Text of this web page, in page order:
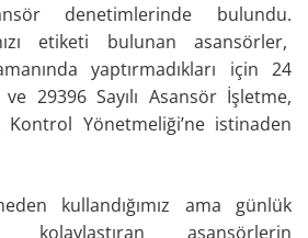
denetimlerinde bulundu.
etiketi bulunan asansörler,
yaptırmadıkları için 24
29396 Sayılı Asansör İşletme,
Kontrol Yönetmeliği’ne istinaden
kullandığımız ama günlük
kolaylaştıran asansörlerin